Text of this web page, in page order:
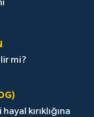
mi?
kırıklığına